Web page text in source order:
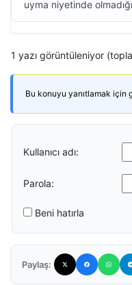
uyma niyetinde
1 yazı görüntüleniyor
Bu konuyu yanıtlamak için
Kullanıcı adı:
Parola:
Beni hatırla
Paylaş: